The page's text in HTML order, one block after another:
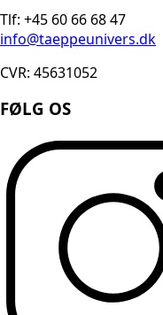
Tlf: +45 60 66 68 47
info@taeppeunivers.dk
CVR: 45631052
FØLG OS